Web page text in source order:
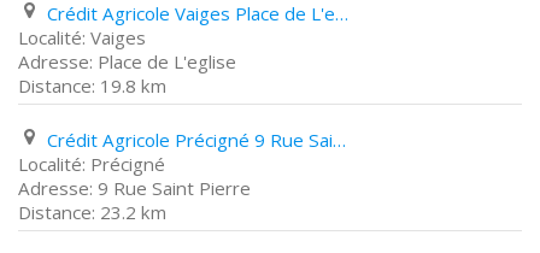
Crédit Agricole Vaiges Place de L'eglise
Vaiges
Place de L'eglise
19.8 km
Crédit Agricole Précigné 9 Rue Saint Pierre
Précigné
9 Rue Saint Pierre
23.2 km